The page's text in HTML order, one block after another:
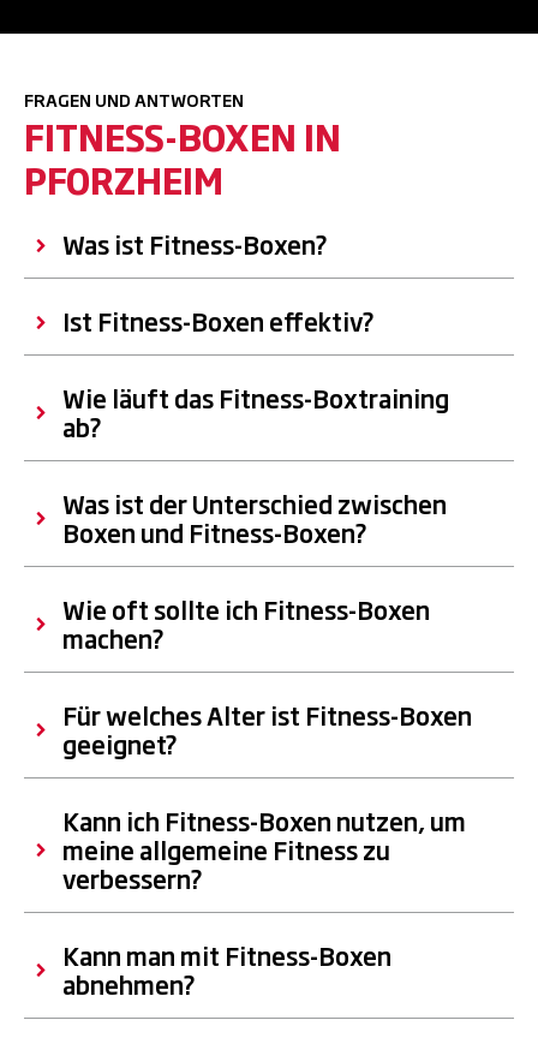
FRAGEN UND ANTWORTEN
FITNESS-BOXEN IN
PFORZHEIM
Was ist Fitness-Boxen?
Ist Fitness-Boxen effektiv?
Wie läuft das Fitness-Boxtraining
ab?
Was ist der Unterschied zwischen
Boxen und Fitness-Boxen?
Wie oft sollte ich Fitness-Boxen
machen?
Für welches Alter ist Fitness-Boxen
geeignet?
Kann ich Fitness-Boxen nutzen, um
meine allgemeine Fitness zu
verbessern?
Kann man mit Fitness-Boxen
abnehmen?